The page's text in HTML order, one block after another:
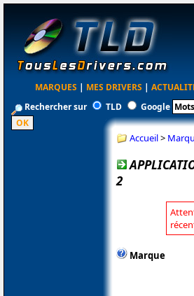
MARQUES | MES DRIVERS |
Rechercher sur
TLD Google
Accueil>
2
Marque